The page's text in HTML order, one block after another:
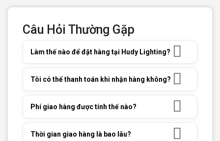
Câu Hỏi Thường Gặp
Làm thế nào để đặt hàng tại Hudy Lighting?
Tôi có thể thanh toán khi nhận hàng không?
Phí giao hàng được tính thế nào?
Thời gian giao hàng là bao lâu?